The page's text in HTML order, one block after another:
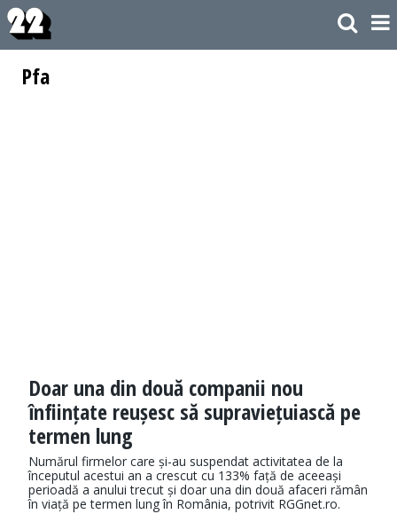
Pfa
Doar una din două companii nou
înființate reușesc să supraviețuiască pe
termen lung
Numărul firmelor care și-au suspendat activitatea de la
începutul acestui an a crescut cu 133% față de aceeași
perioadă a anului trecut și doar una din două afaceri rămân
în viață pe termen lung în România, potrivit RGGnet.ro.